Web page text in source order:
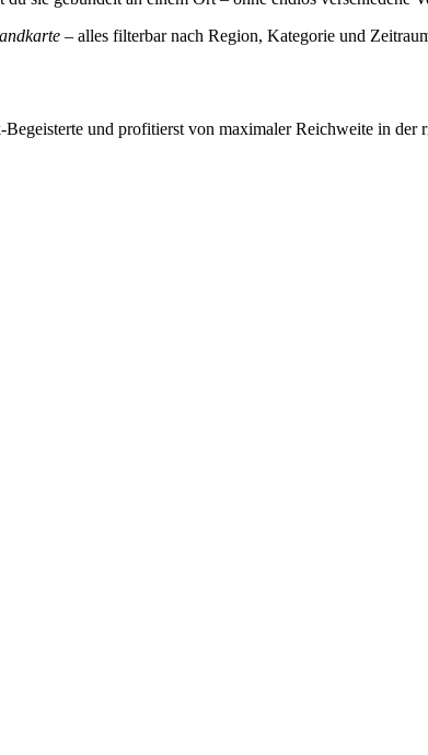
– alles filterbar nach Region, Kategorie und
und profitierst von maximaler Reichweite in der